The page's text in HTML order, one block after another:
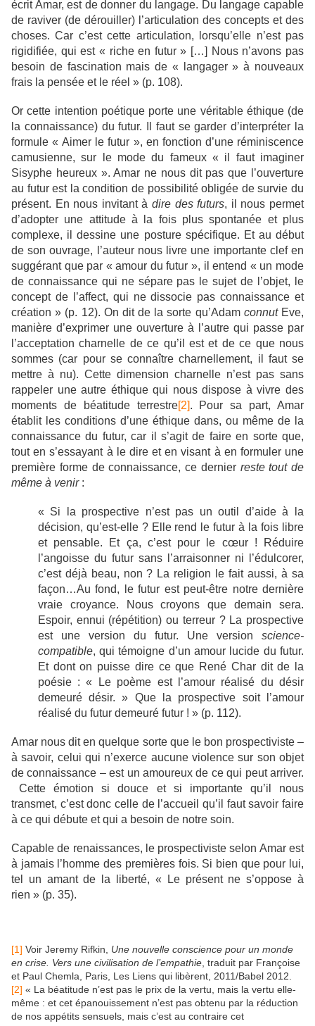
écrit Amar, est de donner du langage. Du langage capable
de raviver (de dérouiller) l’articulation des concepts et des
choses. Car c’est cette articulation, lorsqu’elle n’est pas
rigidifiée, qui est « riche en futur » […] Nous n’avons pas
besoin de fascination mais de « langager » à nouveaux
frais la pensée et le réel » (p. 108).
Or cette intention poétique porte une véritable éthique (de
la connaissance) du futur. Il faut se garder d’interpréter la
formule « Aimer le futur », en fonction d’une réminiscence
camusienne, sur le mode du fameux « il faut imaginer
Sisyphe heureux ». Amar ne nous dit pas que l’ouverture
au futur est la condition de possibilité obligée de survie du
présent. En nous invitant à dire des futurs, il nous permet
d’adopter une attitude à la fois plus spontanée et plus
complexe, il dessine une posture spécifique. Et au début
de son ouvrage, l’auteur nous livre une importante clef en
suggérant que par « amour du futur », il entend « un mode
de connaissance qui ne sépare pas le sujet de l’objet, le
concept de l’affect, qui ne dissocie pas connaissance et
création » (p. 12). On dit de la sorte qu’Adam connutEve,
manière d’exprimer une ouverture à l’autre qui passe par
l’acceptation charnelle de ce qu’il est et de ce que nous
sommes (car pour se connaître charnellement, il faut se
mettre à nu). Cette dimension charnelle n’est pas sans
rappeler une autre éthique qui nous dispose à vivre des
moments de béatitude terrestre[2]. Pour sa part, Amar
établit les conditions d’une éthique dans, ou même de la
connaissance du futur, car il s’agit de faire en sorte que,
tout en s’essayant à le dire et en visant à en formuler une
première forme de connaissance, ce dernier reste tout de
même à venir:
« Si la prospective n’est pas un outil d’aide à la
décision, qu’est-elle ? Elle rend le futur à la fois libre
et pensable. Et ça, c’est pour le cœur ! Réduire
l’angoisse du futur sans l’arraisonner ni l’édulcorer,
c’est déjà beau, non ? La religion le fait aussi, à sa
façon…Au fond, le futur est peut-être notre dernière
vraie croyance. Nous croyons que demain sera.
Espoir, ennui (répétition) ou terreur ? La prospective
est une version du futur. Une version science-
compatible, qui témoigne d’un amour lucide du futur.
Et dont on puisse dire ce que René Char dit de la
poésie : « Le poème est l’amour réalisé du désir
demeuré désir. » Que la prospective soit l’amour
réalisé du futur demeuré futur ! » (p. 112).
Amar nous dit en quelque sorte que le bon prospectiviste –
à savoir, celui qui n’exerce aucune violence sur son objet
de connaissance – est un amoureux de ce qui peut arriver.
Cette émotion si douce et si importante qu’il nous
transmet, c’est donc celle de l’accueil qu’il faut savoir faire
à ce qui débute et qui a besoin de notre soin.
Capable de renaissances, le prospectiviste selon Amar est
à jamais l’homme des premières fois. Si bien que pour lui,
tel un amant de la liberté, « Le présent ne s’oppose à
rien » (p. 35).
[1] Voir Jeremy Rifkin, Une nouvelle conscience pour un monde
en crise. Vers une civilisation de l’empathie , traduit par Françoise
et Paul Chemla, Paris, Les Liens qui libèrent, 2011/Babel 2012.
[2] « La béatitude n’est pas le prix de la vertu, mais la vertu elle-
même : et cet épanouissement n’est pas obtenu par la réduction
de nos appétits sensuels, mais c’est au contraire cet